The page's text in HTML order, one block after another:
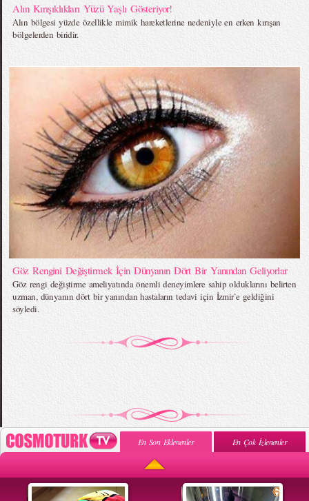
Alın Kırışıklıkları Yüzü Yaşlı Gösteriyor!
Alın bölgesi yüzde özellikle mimik hareketlerine nedeniyle en erken kırışan
bölgelerden biridir.
Göz Rengini Değiştirmek İçin Dünyanın Dört Bir Yanından Geliyorlar
Göz rengi değiştirme ameliyatında önemli deneyimlere sahip olduklarını belirten
uzman, dünyanın dört bir yanından hastaların tedavi için İzmir`e geldiğini
söyledi.
En Son Eklenenler En Çok İzlenenler